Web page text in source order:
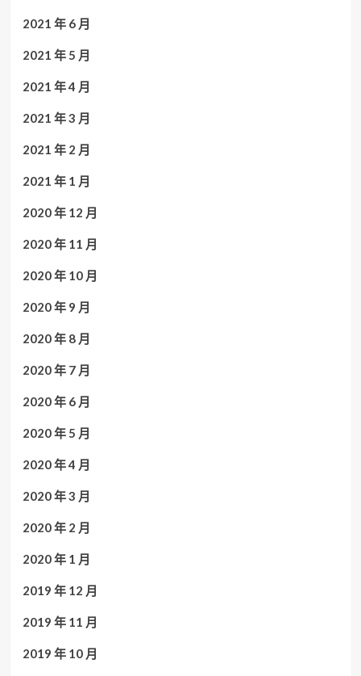
2021 年 6 月
2021 年 5 月
2021 年 4 月
2021 年 3 月
2021 年 2 月
2021 年 1 月
2020 年 12 月
2020 年 11 月
2020 年 10 月
2020 年 9 月
2020 年 8 月
2020 年 7 月
2020 年 6 月
2020 年 5 月
2020 年 4 月
2020 年 3 月
2020 年 2 月
2020 年 1 月
2019 年 12 月
2019 年 11 月
2019 年 10 月